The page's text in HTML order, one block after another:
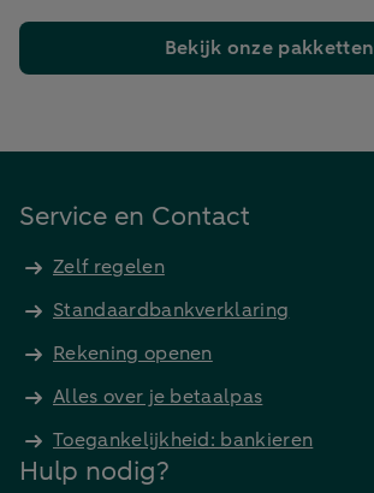
Bekijk onze pakketten
Service en Contact
Zelf regelen
Standaardbankverklaring
Rekening openen
Alles over je betaalpas
Toegankelijkheid: bankieren
Hulp nodig?